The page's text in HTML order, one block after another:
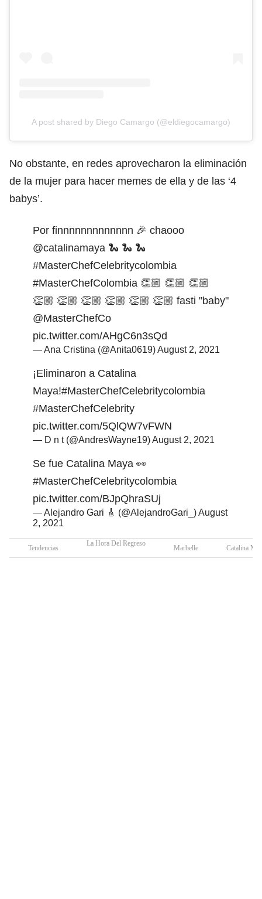
A post shared by Diego Camargo (@eldiegocamargo)
No obstante, en redes aprovecharon la eliminación
de la mujer para hacer memes de ella y de las ‘4
babys’.
Por finnnnnnnnnnnnn 🎉 chaooo
@catalinamaya 🐍 🐍 🐍
#MasterChefCelebritycolombia
#MasterChefColombia 👏🏼 👏🏼 👏🏼
👏🏼 👏🏼 👏🏼 👏🏼 👏🏼 👏🏼 fasti "baby"
@MasterChefCo
pic.twitter.com/AHgC6n3sQd
— Ana Cristina (@Anita0619)August 2, 2021
¡Eliminaron a Catalina
Maya!#MasterChefCelebritycolombia
#MasterChefCelebrity
pic.twitter.com/5QlQW7vFWN
— D n t (@AndresWayne19)August 2, 2021
Se fue Catalina Maya 👀
#MasterChefCelebritycolombia
pic.twitter.com/BJpQhraSUj
— Alejandro Gari 🎸 (@AlejandroGari_)August
2, 2021
Tendencias
La Hora Del Regreso
Marbelle Catalina